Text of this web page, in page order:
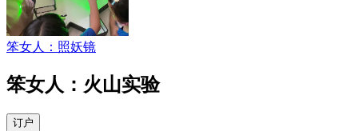
笨女人：照妖镜
笨女人：火山实验
订户